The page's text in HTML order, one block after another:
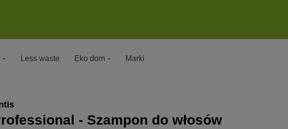
Less waste Eko dom Marki
- Szampon do włosów